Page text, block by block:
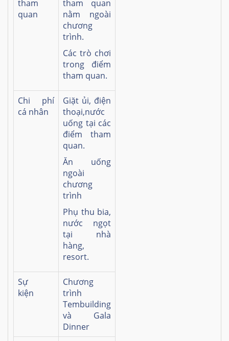
tham
quan
tham quan
nằm ngoài
chương
trình.
Các trò chơi
trong điểm
tham quan.
Chi phí
cá nhân
Giặt ủi, điện
thoại,nước
uống tại các
điểm tham
quan.
Ăn uống
ngoài
chương
trình
Phụ thu bia,
nước ngọt
tại nhà
hàng,
resort.
Sự
kiện
Chương
trình
Tembuilding
và Gala
Dinner